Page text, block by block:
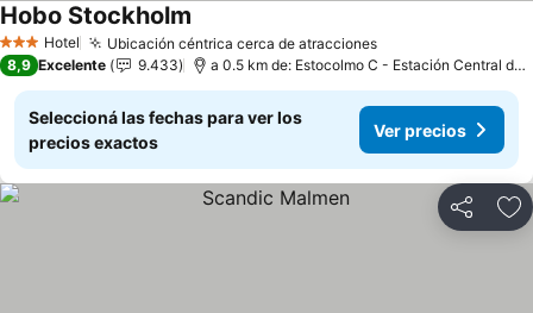
3 Estrellas
Hotel Ubicación céntrica cerca de atracciones
Hobo Stockholm
8,9 Excelente 9.433 a 0.5 km de: Estocolmo C - Estación Central de Estocolmo
Seleccioná las fechas para ver los
precios exactos
Ver precios
Compartir